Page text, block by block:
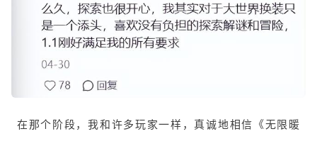
在那个阶段，我和许多玩家一样，真诚地相信《无限暖